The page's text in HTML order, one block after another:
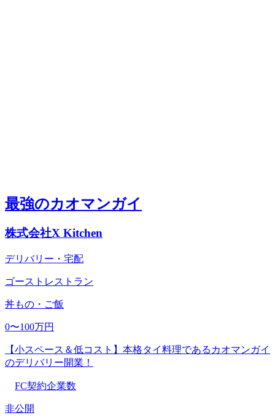
最強のカオマンガイ
株式会社X Kitchen
デリバリー・宅配
ゴーストレストラン
丼もの・ご飯
0〜100万円
【小スペース＆低コスト】本格タイ料理であるカオマンガイ
のデリバリー開業！
FC契約企業数
非公開